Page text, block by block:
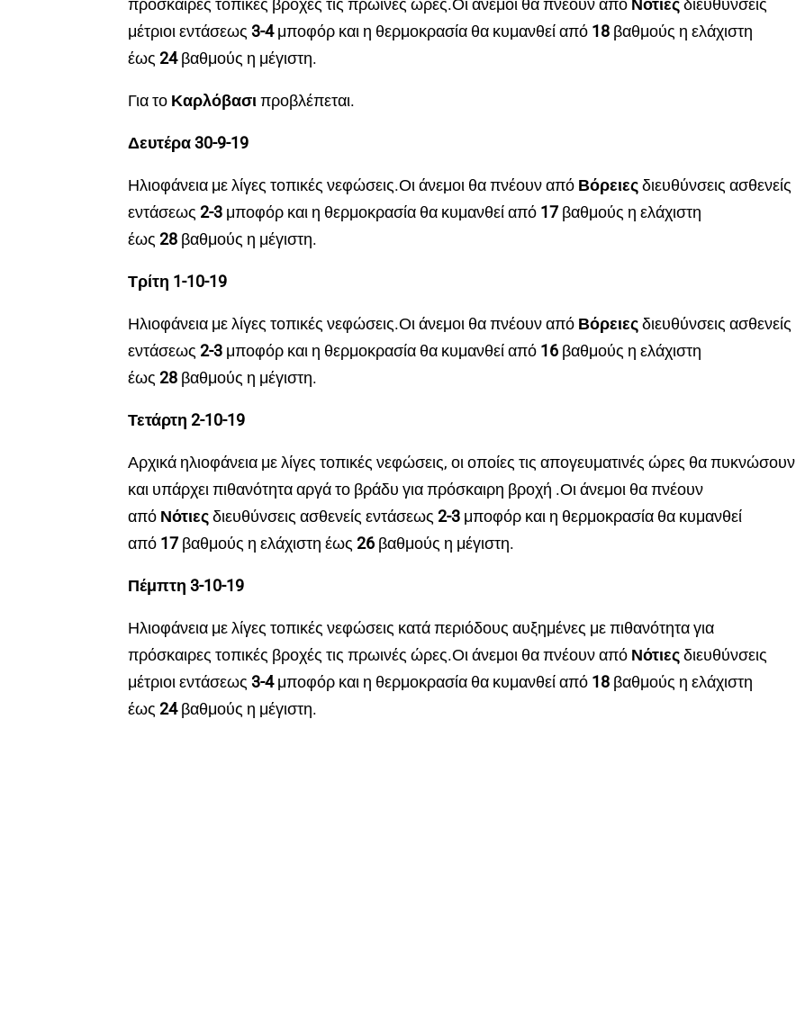
πρόσκαιρες τοπικές βροχές τις πρωινές ώρες.Οι άνεμοι θα πνέουν από Νότιεςδιευθύνσεις
μέτριοι εντάσεως 3-4μποφόρ και η θερμοκρασία θα κυμανθεί από 18 βαθμούς η ελάχιστη
έως 24βαθμούς η μέγιστη.
Για το Καρλόβασιπροβλέπεται.
Δευτέρα 30-9-19
Ηλιοφάνεια με λίγες τοπικές νεφώσεις.Οι άνεμοι θα πνέουν από Βόρειεςδιευθύνσεις ασθενείς
εντάσεως 2-3 μποφόρ και η θερμοκρασία θα κυμανθεί από 17 βαθμούς η ελάχιστη
έως 28 βαθμούς η μέγιστη.
Τρίτη 1-10-19
Ηλιοφάνεια με λίγες τοπικές νεφώσεις.Οι άνεμοι θα πνέουν από Βόρειεςδιευθύνσεις ασθενείς
εντάσεως 2-3 μποφόρ και η θερμοκρασία θα κυμανθεί από 16 βαθμούς η ελάχιστη
έως 28 βαθμούς η μέγιστη.
Τετάρτη 2-10-19
Αρχικά ηλιοφάνεια με λίγες τοπικές νεφώσεις, οι οποίες τις απογευματινές ώρες θα πυκνώσουν
και υπάρχει πιθανότητα αργά το βράδυ για πρόσκαιρη βροχή .Οι άνεμοι θα πνέουν
από Νότιεςδιευθύνσεις ασθενείς εντάσεως 2-3 μποφόρ και η θερμοκρασία θα κυμανθεί
από 17 βαθμούς η ελάχιστη έως 26 βαθμούς η μέγιστη.
Πέμπτη 3-10-19
Ηλιοφάνεια με λίγες τοπικές νεφώσεις κατά περιόδους αυξημένες με πιθανότητα για
πρόσκαιρες τοπικές βροχές τις πρωινές ώρες.Οι άνεμοι θα πνέουν από Νότιεςδιευθύνσεις
μέτριοι εντάσεως 3-4μποφόρ και η θερμοκρασία θα κυμανθεί από 18 βαθμούς η ελάχιστη
έως 24βαθμούς η μέγιστη.